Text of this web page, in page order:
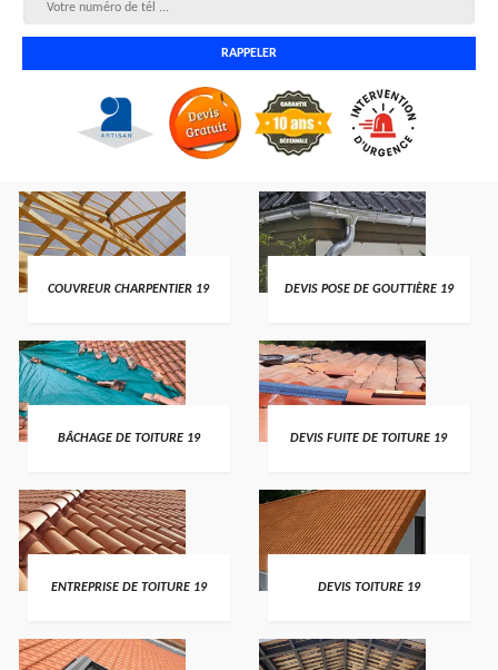
COUVREUR CHARPENTIER 19 DEVIS POSE DE GOUTTIÈRE 19
BÂCHAGE DE TOITURE 19 DEVIS FUITE DE TOITURE 19
ENTREPRISE DE TOITURE 19 DEVIS TOITURE 19